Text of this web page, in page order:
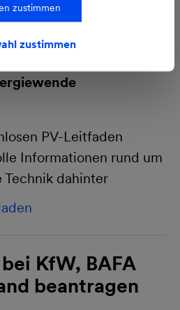
zustimmen
zustimmen
PV-Leitfaden
Informationen rund um
dahinter
KfW, BAFA
beantragen